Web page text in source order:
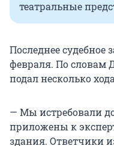
театральные
Последнее судебное
февраля. По словам
подал несколько
— Мы истребовали
приложены к
здания. Ответчики